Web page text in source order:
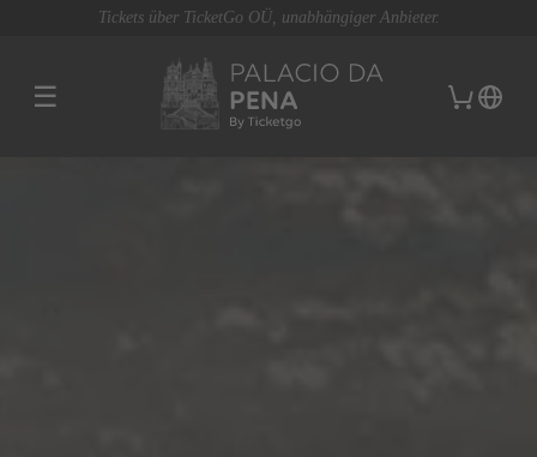
Tickets über TicketGo OÜ, unabhängiger Anbieter.
☰